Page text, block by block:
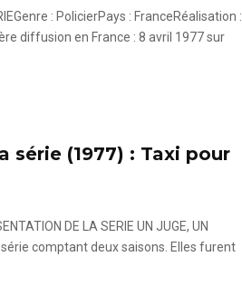
: PolicierPays : FranceRéalisation :
diffusion en France : 8 avril 1977 sur
série (1977) : Taxi pour
DE LA SERIE UN JUGE, UN
série comptant deux saisons. Elles furent